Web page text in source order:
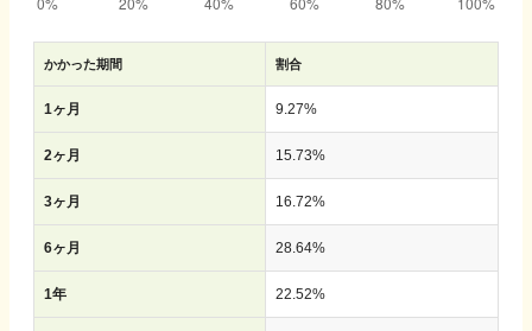
かかった期間 割合
1ヶ月 9.27%
2ヶ月 15.73%
3ヶ月 16.72%
6ヶ月 28.64%
1年 22.52%